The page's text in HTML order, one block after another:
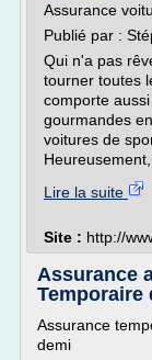
Assurance
Publié par :
Qui n'a pas
tourner toutes
comporte
gourmandes
voitures de
Heureusement,
Lire la suite
Site : http://
Assurance
Temporaire
Assurance
demi